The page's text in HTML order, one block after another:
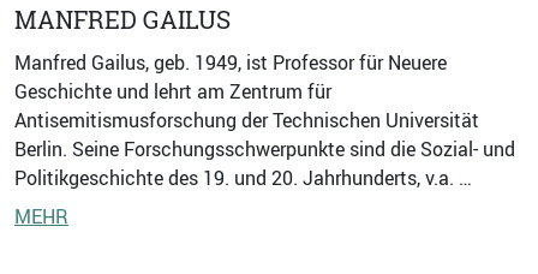
MANFRED GAILUS
Manfred Gailus, geb. 1949, ist Professor für Neuere
Geschichte und lehrt am Zentrum für
Antisemitismusforschung der Technischen Universität
Berlin. Seine Forschungsschwerpunkte sind die Sozial- und
Politikgeschichte des 19. und 20. Jahrhunderts, v.a. …
MEHR